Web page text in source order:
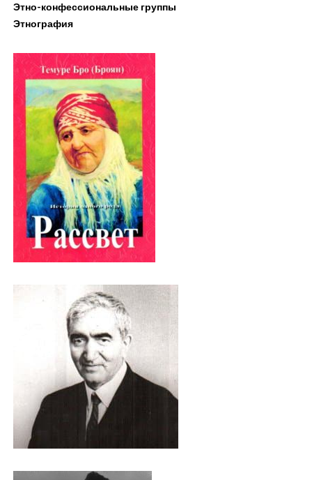
Этно-конфессиональные группы
Этнография